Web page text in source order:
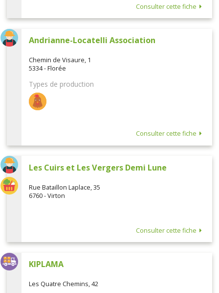
Consulter cette fiche
Andrianne-Locatelli Association
Chemin de Visaure, 1
5334 - Florée
Types de production
Consulter cette fiche
Les Cuirs et Les Vergers Demi Lune
Rue Bataillon Laplace, 35
6760 - Virton
Consulter cette fiche
KIPLAMA
Les Quatre Chemins, 42